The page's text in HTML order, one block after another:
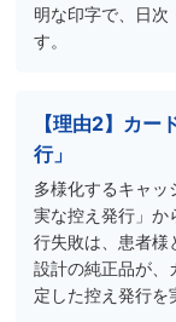
明な印字で、日次
す。
【理由2】カー
行」
多様化するキャッ
実な控え発行」か
行失敗は、患者様
設計の純正品が、
定した控え発行を